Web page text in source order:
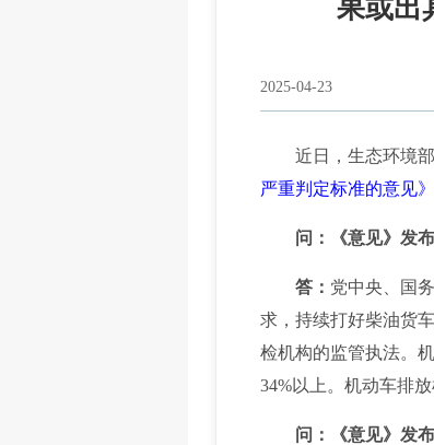
果或出
2025-04-23
近日，生态环境部
严重判定标准的意见》
问：《意见》发
答： 党中央、国
求，持续打好柴油货
检机构的监管执法。
34%以上。机动车排
问：《意见》发